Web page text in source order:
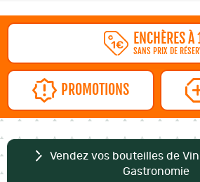
ENCHÈRES
SANS PRIX DE
PROMOTIONS
Vendez vos bouteilles de
Gastronomie